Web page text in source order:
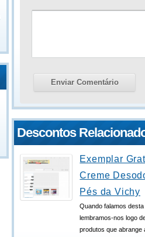
Descontos
Exemplar
Creme
Pés da Vichy
Quando falamos
lembramos-nos logo
produtos que abrange